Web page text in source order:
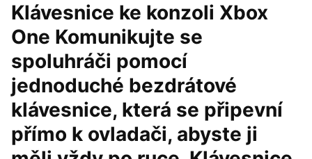
Klávesnice ke konzoli Xbox
One Komunikujte se
spoluhráči pomocí
jednoduché bezdrátové
klávesnice, která se připevní
přímo k ovladači, abyste ji